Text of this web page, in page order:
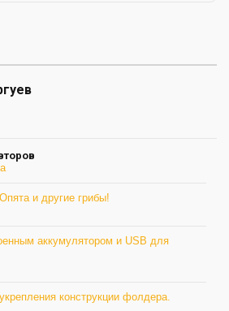
и другие грибы!
аккумулятором и USB для
конструкции фолдера.